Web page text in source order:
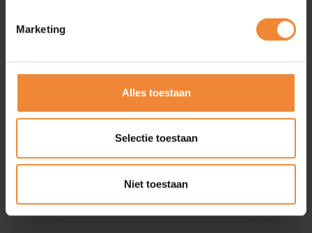
Marketing
Alles toestaan
Selectie toestaan
Niet toestaan
Ontmoet collega
ondernemers
activiteiten en bijeenkomsten. Join ons Business-to-business
platform!